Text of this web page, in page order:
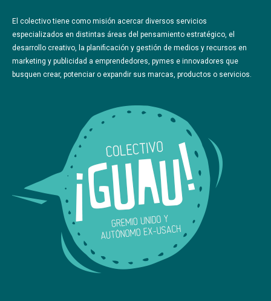
El colectivo tiene como misión acercar diversos servicios
especializados en distintas áreas del pensamiento estratégico, el
desarrollo creativo, la planificación y gestión de medios y recursos en
marketing y publicidad a emprendedores, pymes e innovadores que
busquen crear, potenciar o expandir sus marcas, productos o servicios.